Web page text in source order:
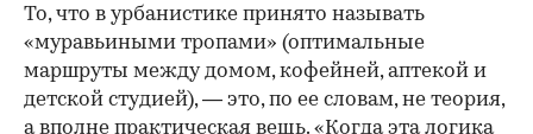
То, что в урбанистике принято называть
«муравьиными тропами» (оптимальные
маршруты между домом, кофейней, аптекой и
детской студией), — это, по ее словам, не теория,
а вполне практическая вещь. «Когда эта логика